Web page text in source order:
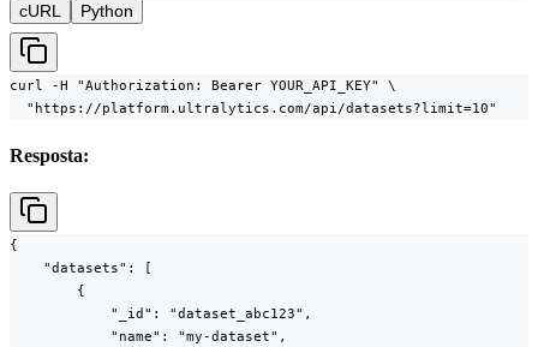
cURL Python
curl -H "Authorization: Bearer YOUR_API_KEY" \
  "https://platform.ultralytics.com/api/datasets?limit=10"
Resposta:
{
    "datasets": [
        {
            "_id": "dataset_abc123",
            "name": "my-dataset",